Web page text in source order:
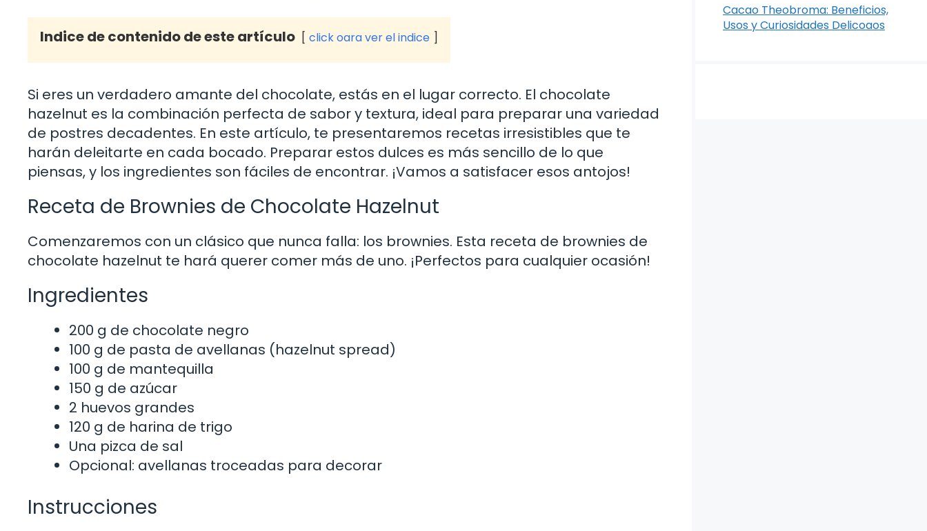
Indice de contenido de este artículo click oara ver el indice
Si eres un verdadero amante del chocolate, estás en el lugar correcto. El chocolate
hazelnut es la combinación perfecta de sabor y textura, ideal para preparar una variedad
de postres decadentes. En este artículo, te presentaremos recetas irresistibles que te
harán deleitarte en cada bocado. Preparar estos dulces es más sencillo de lo que
piensas, y los ingredientes son fáciles de encontrar. ¡Vamos a satisfacer esos antojos!
Receta de Brownies de Chocolate Hazelnut
Comenzaremos con un clásico que nunca falla: los brownies. Esta receta de brownies de
chocolate hazelnut te hará querer comer más de uno. ¡Perfectos para cualquier ocasión!
Ingredientes
200 g de chocolate negro
100 g de pasta de avellanas (hazelnut spread)
100 g de mantequilla
150 g de azúcar
2 huevos grandes
120 g de harina de trigo
Una pizca de sal
Opcional: avellanas troceadas para decorar
Instrucciones
Cacao Theobroma: Beneficios,
Usos y Curiosidades Delicoaos